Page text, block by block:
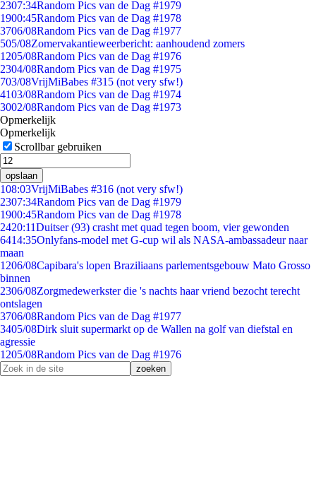
2307:34Random Pics van de Dag #1979
1900:45Random Pics van de Dag #1978
3706/08Random Pics van de Dag #1977
505/08Zomervakantieweerbericht: aanhoudend zomers
1205/08Random Pics van de Dag #1976
2304/08Random Pics van de Dag #1975
703/08VrijMiBabes #315 (not very sfw!)
4103/08Random Pics van de Dag #1974
3002/08Random Pics van de Dag #1973
Opmerkelijk
Opmerkelijk
Scrollbar gebruiken
opslaan
108:03VrijMiBabes #316 (not very sfw!)
2307:34Random Pics van de Dag #1979
1900:45Random Pics van de Dag #1978
2420:11Duitser (93) crasht met quad tegen boom, vier gewonden
6414:35Onlyfans-model met G-cup wil als NASA-ambassadeur naar
maan
1206/08Capibara's lopen Braziliaans parlementsgebouw Mato Grosso
binnen
2306/08Zorgmedewerkster die 's nachts haar vriend bezocht terecht
ontslagen
3706/08Random Pics van de Dag #1977
3405/08Dirk sluit supermarkt op de Wallen na golf van diefstal en
agressie
1205/08Random Pics van de Dag #1976